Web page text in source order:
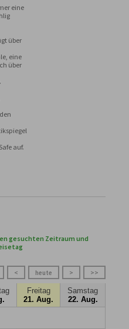
eine
über
eine
über
auf.
gesuchten Zeitraum und
>>
>
heute
<
Freitag
21. Aug.
Samstag
22. Aug.